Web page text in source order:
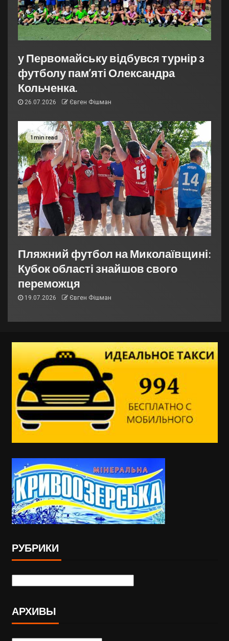
у Первомайську відбувся турнір з
футболу пам’яті Олександра
Кольченка.
26.07.2026 Євген Фішман
1 min read
Пляжний футбол на Миколаївщині:
Кубок області знайшов свого
переможця
19.07.2026 Євген Фішман
РУБРИКИ
АРХИВЫ